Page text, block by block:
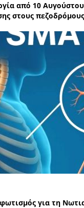
από 10
στους
για τη